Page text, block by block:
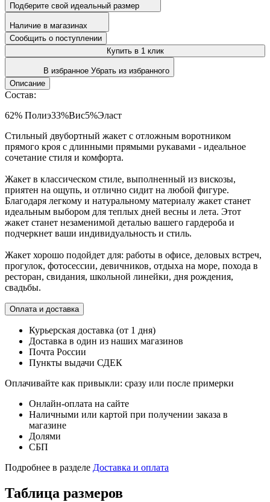
Подберите свой идеальный размер
Наличие в магазинах
Сообщить о поступлении
Купить в 1 клик
В избранное Убрать из избранного
Описание
Состав:
62% Полиэ33%Вис5%Эласт
Стильный двубортный жакет с отложным воротником
прямого кроя с длинными прямыми рукавами - идеальное
сочетание стиля и комфорта.
Жакет в классическом стиле, выполненный из вискозы,
приятен на ощупь, и отлично сидит на любой фигуре.
Благодаря легкому и натуральному материалу жакет станет
идеальным выбором для теплых дней весны и лета. Этот
жакет станет незаменимой деталью вашего гардероба и
подчеркнет ваши индивидуальность и стиль.
Жакет хорошо подойдет для: работы в офисе, деловых встреч,
прогулок, фотосессии, девичников, отдыха на море, похода в
ресторан, свидания, школьной линейки, дня рождения,
свадьбы.
Оплата и доставка
Курьерская доставка (от 1 дня)
Доставка в один из наших магазинов
Почта России
Пункты выдачи СДЕК
Оплачивайте как привыкли: сразу или после примерки
Онлайн-оплата на сайте
Наличными или картой при получении заказа в
магазине
Долями
СБП
Подробнее в разделе Доставка и оплата
Таблица размеров